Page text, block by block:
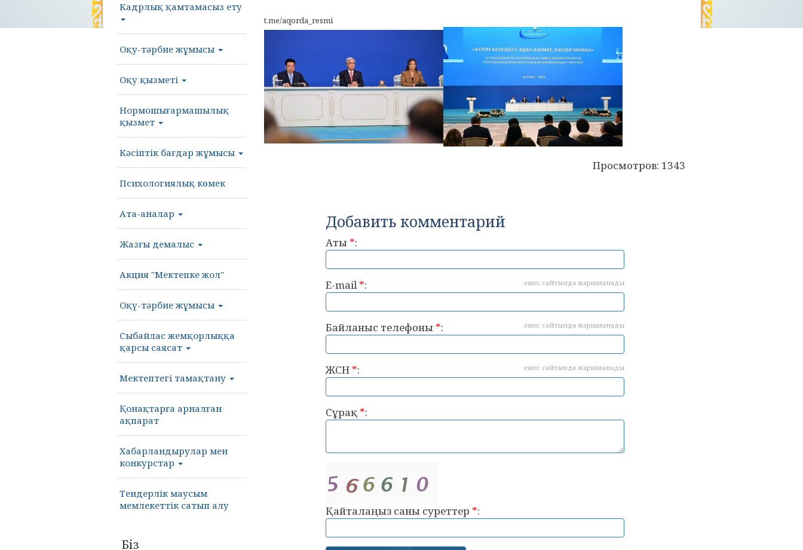
Кадрлық қамтамасыз ету
Оқу-тәрбие жұмысы
Оқу қызметі
Нормошығармашылық
қызмет
Кәсіптік бағдар жұмысы
Психологиялық көмек
Ата-аналар
Жазғы демалыс
Акция "Мектепке жол"
Оқү-тәрбие жұмысы
Сыбайлас жемқорлыққа
қарсы саясат
Мектептегі тамақтану
Қонақтарға арналған
ақпарат
Хабарландырулар мен
конкурстар
Тендерлік маусым
мемлекеттік сатып алу
Біз
t.me/aqorda_resmi
Просмотров: 1343
Добавить комментарий
Аты *:
E-mail*: емес сайтында жарияланады
Байланыс телефоны *: емес сайтында жарияланады
ЖСН *: емес сайтында жарияланады
Сұрақ *:
Қайталаңыз саны суреттер *: